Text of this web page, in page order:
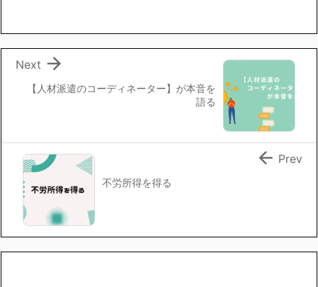
【人材派遣のコーディネーター】が本音を
語る

Next
不労所得を得る
 Prev